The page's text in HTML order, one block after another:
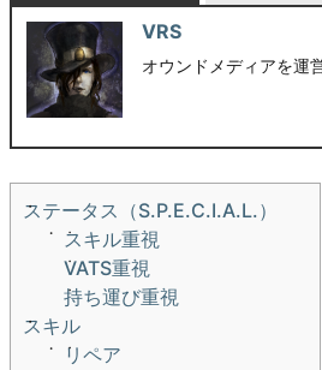
VRS
オウンドメディアを運
ステータス（S.P.E.C.I.A.L.）
スキル重視
VATS重視
持ち運び重視
スキル
リペア